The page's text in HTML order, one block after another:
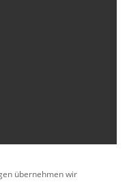
übernehmen wir